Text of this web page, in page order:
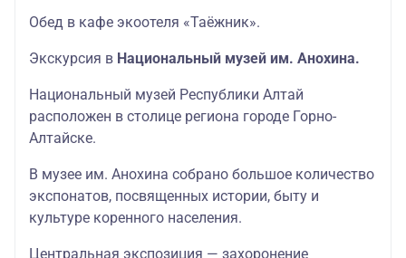
Обед в кафе экоотеля «Таёжник».
Экскурсия в Национальный музей им. Анохина.
Национальный музей Республики Алтай
расположен в столице региона городе Горно-
Алтайске.
В музее им. Анохина собрано большое количество
экспонатов, посвященных истории, быту и
культуре коренного населения.
Центральная экспозиция — захоронение